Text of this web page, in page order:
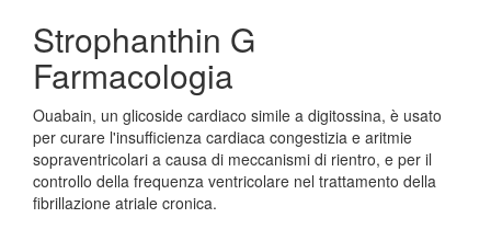
Strophanthin G
Farmacologia
Ouabain, un glicoside cardiaco simile a digitossina, è usato
per curare l'insufficienza cardiaca congestizia e aritmie
sopraventricolari a causa di meccanismi di rientro, e per il
controllo della frequenza ventricolare nel trattamento della
fibrillazione atriale cronica.